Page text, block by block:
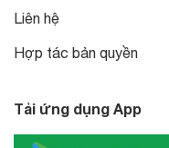
Liên hệ
Hợp tác bản quyền
Tải ứng dụng App